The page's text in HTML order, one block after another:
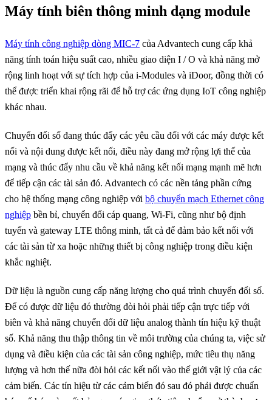
Máy tính biên thông minh dạng module
Máy tính công nghiệp dòng MIC-7 của Advantech cung cấp khả
năng tính toán hiệu suất cao, nhiều giao diện I / O và khả năng mở
rộng linh hoạt với sự tích hợp của i-Modules và iDoor, đồng thời có
thể được triển khai rộng rãi để hỗ trợ các ứng dụng IoT công nghiệp
khác nhau.
Chuyển đổi số đang thúc đẩy các yêu cầu đối với các máy được kết
nối và nội dung được kết nối, điều này đang mở rộng lợi thế của
mạng và thúc đẩy nhu cầu về khả năng kết nối mạng mạnh mẽ hơn
để tiếp cận các tài sản đó. Advantech có các nền tảng phần cứng
cho hệ thống mạng công nghiệp với bộ chuyển mạch Ethernet công
nghiệp bền bỉ, chuyển đổi cáp quang, Wi-Fi, cũng như bộ định
tuyến và gateway LTE thông minh, tất cả để đảm bảo kết nối với
các tài sản từ xa hoặc những thiết bị công nghiệp trong điều kiện
khắc nghiệt.
Dữ liệu là nguồn cung cấp năng lượng cho quá trình chuyển đổi số.
Để có được dữ liệu đó thường đòi hỏi phải tiếp cận trực tiếp với
biên và khả năng chuyển đổi dữ liệu analog thành tín hiệu kỹ thuật
số. Khả năng thu thập thông tin về môi trường của chúng ta, việc sử
dụng và điều kiện của các tài sản công nghiệp, mức tiêu thụ năng
lượng và hơn thế nữa đòi hỏi các kết nối vào thế giới vật lý của các
cảm biến. Các tín hiệu từ các cảm biến đó sau đó phải được chuẩn